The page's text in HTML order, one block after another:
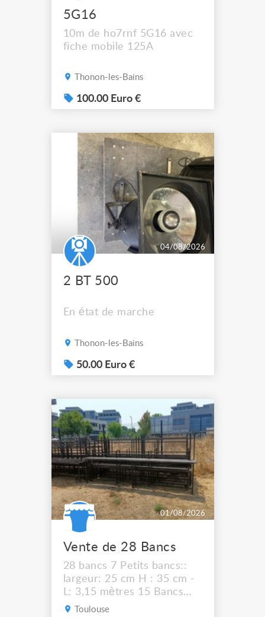
5G16
10m de ho7rnf 5G16 avec
fiche mobile 125A
Thonon-les-Bains
100.00 Euro €
04/08/2026
2 BT 500
En état de marche
Thonon-les-Bains
50.00 Euro €
01/08/2026
Vente de 28 Bancs
28 bancs 7 Petits bancs::
largeur: 25 cm H : 35 cm -
L: 3,15 mètres 15 Bancs
Moyens : Largeur: 30 cm H
Toulouse